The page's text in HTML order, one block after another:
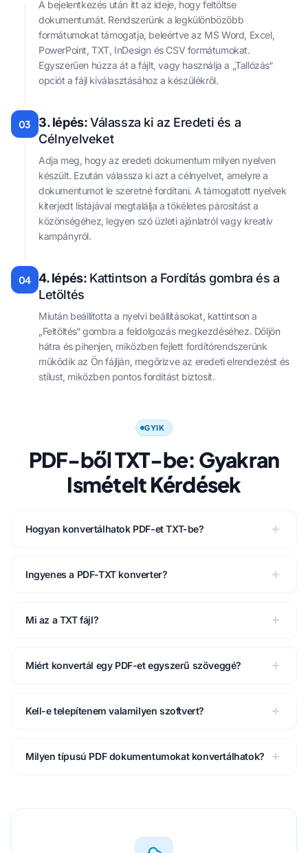
A bejelentkezés után itt az ideje, hogy feltöltse
dokumentumát. Rendszerünk a legkülönbözőbb
formátumokat támogatja, beleértve az MS Word, Excel,
PowerPoint, TXT, InDesign és CSV formátumokat.
Egyszerűen húzza át a fájlt, vagy használja a „Tallózás“
opciót a fájl kiválasztásához a készülékről.
03 3. lépés:Válassza ki az Eredeti és a
Célnyelveket
Adja meg, hogy az eredeti dokumentum milyen nyelven
készült. Ezután válassza ki azt a célnyelvet, amelyre a
dokumentumot le szeretné fordítani. A támogatott nyelvek
kiterjedt listájával megtalálja a tökéletes párosítást a
közönségéhez, legyen szó üzleti ajánlatról vagy kreatív
kampányról.
04 4. lépés: Kattintson a Fordítás gombra és a
Letöltés
Miután beállította a nyelvi beállításokat, kattintson a
„Feltöltés“ gombra a feldolgozás megkezdéséhez. Dőljön
hátra és pihenjen, miközben fejlett fordítórendszerünk
működik az Ön fájlján, megőrizve az eredeti elrendezést és
stílust, miközben pontos fordítást biztosít.
GYIK
PDF-ből TXT-be: Gyakran
Ismételt Kérdések
Hogyan konvertálhatok PDF-et TXT-be?
Ingyenes a PDF-TXT konverter?
Mi az a TXT fájl?
Miért konvertál egy PDF-et egyszerű szöveggé?
Kell-e telepítenem valamilyen szoftvert?
Milyen típusú PDF dokumentumokat konvertálhatok?